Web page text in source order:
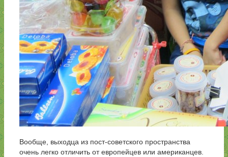
Вообще, выходца из пост-советского пространства
очень легко отличить от европейцев или американцев.